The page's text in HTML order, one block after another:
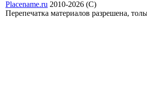
Placename.ru 2010-2026 (С)
Перепечатка материалов разрешена,